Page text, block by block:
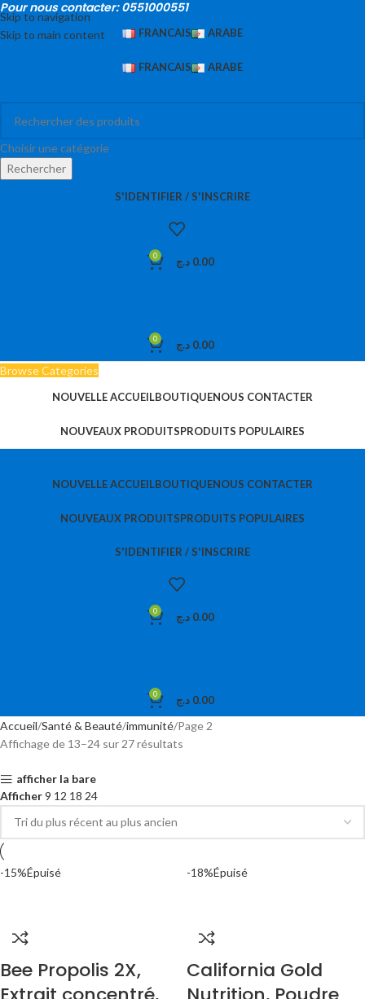
Skip to navigation
Skip to main content
Pour nous contacter: 0551000551
FRANCAIS ARABE
FRANCAIS ARABE
Choisir une catégorie
Rechercher
S'IDENTIFIER / S'INSCRIRE
0 0.00 د.ج
0 0.00 د.ج
Browse Categories
NOUVELLE ACCUEILBOUTIQUENOUS CONTACTER
NOUVEAUX PRODUITSPRODUITS POPULAIRES
NOUVELLE ACCUEILBOUTIQUENOUS CONTACTER
NOUVEAUX PRODUITSPRODUITS POPULAIRES
S'IDENTIFIER / S'INSCRIRE
0 0.00 د.ج
0 0.00 د.ج
Accueil Santé & Beauté immunité Page 2
Affichage de 13–24 sur 27 résultats
afficher la bare
Afficher9 12 18 24
-15%Épuisé
Bee Propolis 2X,
-18%Épuisé
California Gold